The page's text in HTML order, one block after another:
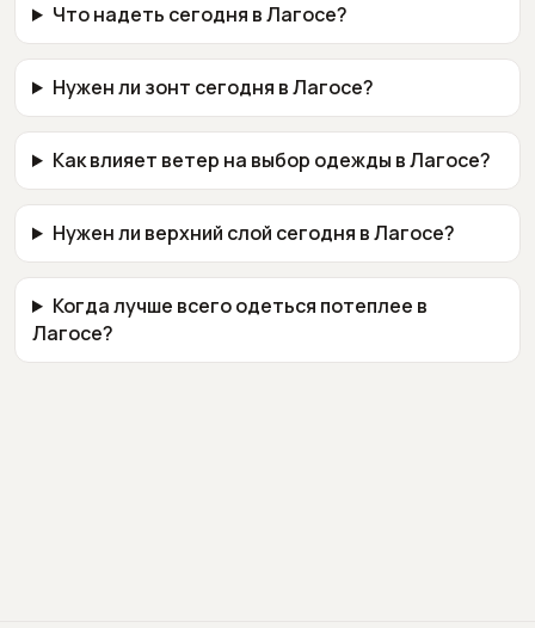
Что надеть сегодня в Лагосе?
Нужен ли зонт сегодня в Лагосе?
Как влияет ветер на выбор одежды в Лагосе?
Нужен ли верхний слой сегодня в Лагосе?
Когда лучше всего одеться потеплее в
Лагосе?